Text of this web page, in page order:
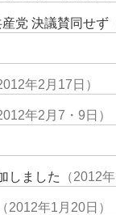
党 決議賛同せず
年2月17日）
年2月7・9日）
しました （2012
2012年1月20日）